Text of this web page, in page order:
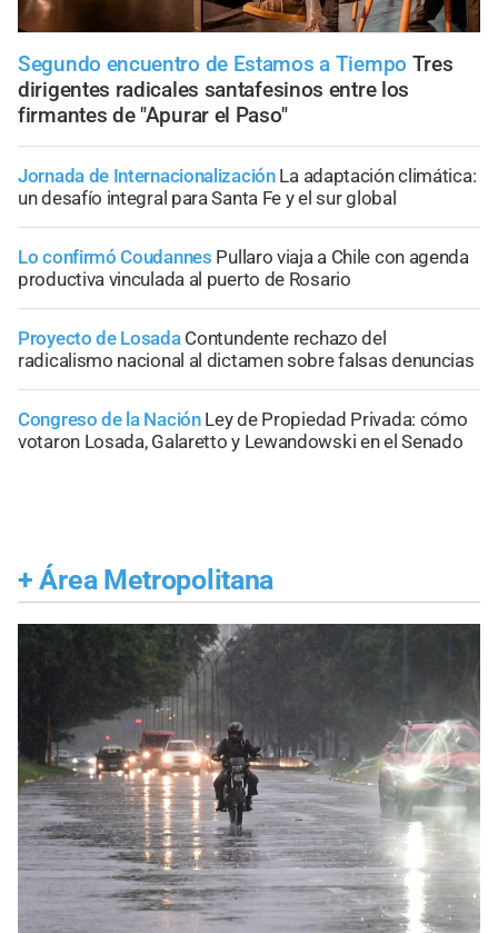
Segundo encuentro de Estamos a Tiempo Tres
dirigentes radicales santafesinos entre los
firmantes de "Apurar el Paso"
Jornada de Internacionalización La adaptación climática:
un desafío integral para Santa Fe y el sur global
Lo confirmó Coudannes Pullaro viaja a Chile con agenda
productiva vinculada al puerto de Rosario
Proyecto de Losada Contundente rechazo del
radicalismo nacional al dictamen sobre falsas denuncias
Congreso de la Nación Ley de Propiedad Privada: cómo
votaron Losada, Galaretto y Lewandowski en el Senado
+ Área Metropolitana